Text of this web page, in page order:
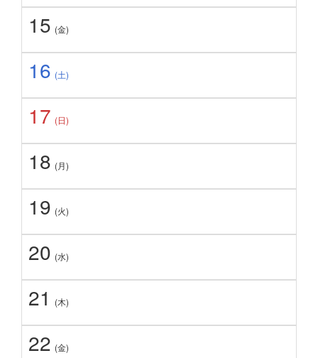
15 (金)
16 (土)
17 (日)
18 (月)
19 (火)
20 (水)
21 (木)
22 (金)